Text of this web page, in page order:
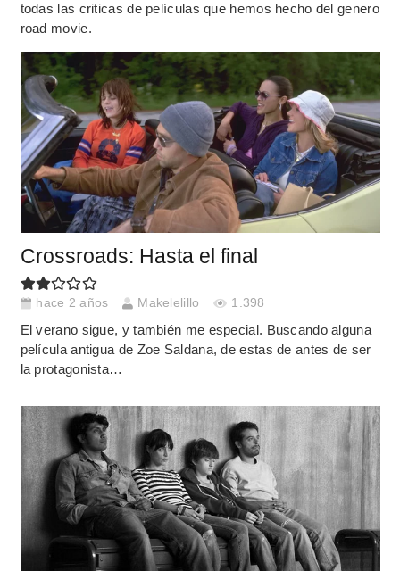
todas las criticas de películas que hemos hecho del genero
road movie.
Crossroads: Hasta el final
hace 2 años Makelelillo 1.398
El verano sigue, y también me especial. Buscando alguna
película antigua de Zoe Saldana, de estas de antes de ser
la protagonista…